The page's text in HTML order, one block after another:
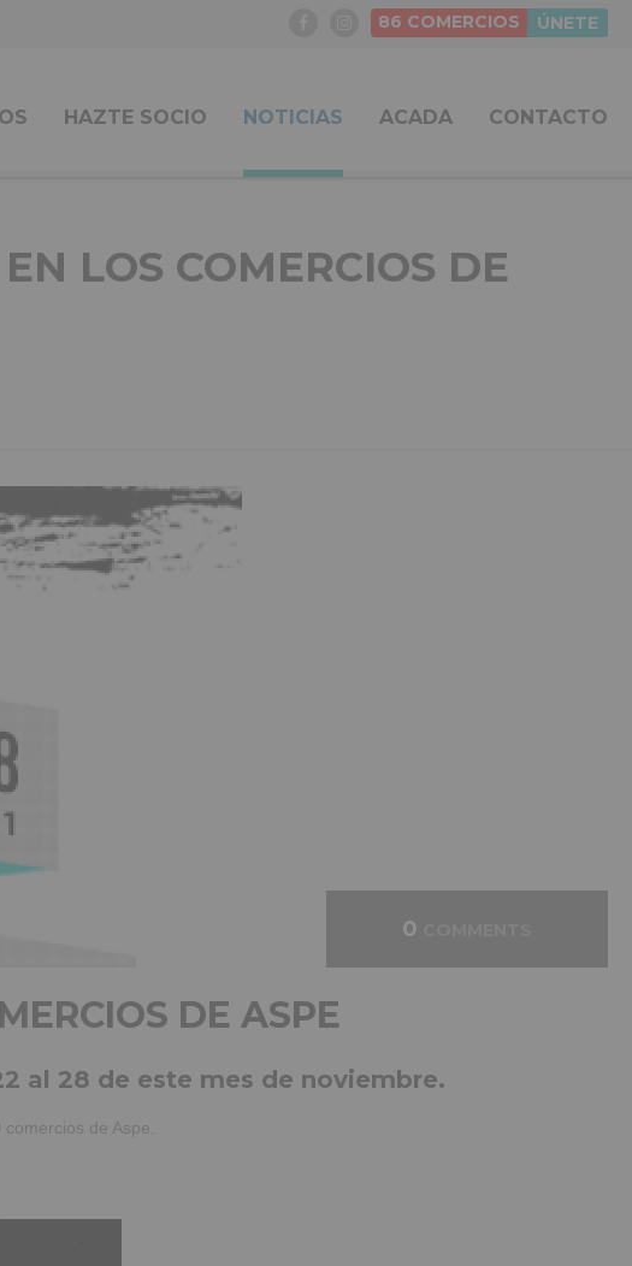
86 COMERCIOS ÚNETE
HAZTE SOCIO NOTICIAS ACADA CONTACTO
LOS COMERCIOS DE
0
DE ASPE
al 28 de este mes de noviembre.
de Aspe.